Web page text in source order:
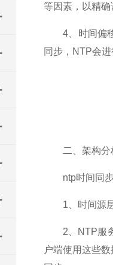
等因素，以精
4、时间偏移
同步，NTP会
二、架构分
ntp时间同步
1、时间源层
2、NTP服务
户端使用这些